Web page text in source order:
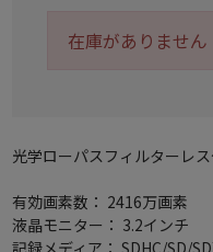
在庫がありません
光学ローパスフィルターレ
有効画素数： 2416万画素
液晶モニター： 3.2インチ
記録メディア： SDHC/SD/